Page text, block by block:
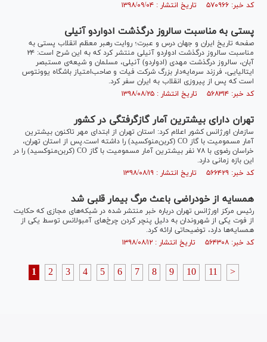
کد خبر: ۵۷۰۹۶۶ تاریخ انتشار : ۱۳۹۸/۰۹/۰۴
پستی به مناسبت سالروز درگذشت ادواردو آنیلی
صفحه تاریخ ایران و جهان درس و عبرت؛ روایت رهبر معظم انقلاب پستی به
مناسبت سالروز درگذشت ادواردو آنیلی منتشر کرد که به این شرح است: ۲۴
آبان، سالروز درگذشت مهدی (ادواردو) آنیلی، مسلمان و شیعه‌ی مستبصر
ایتالیایی، فرزند سرمایه‌دار بزرگ شرکت فیات و صاحب‌امتیاز باشگاه یوونتوس
است که پس از پیروزی انقلاب به ایران سفر کرد.
کد خبر: ۵۶۸۳۱۴ تاریخ انتشار : ۱۳۹۸/۰۸/۲۵
تهران دارای بیشترین آمار گازگرفتگی در کشور
سازمان اورژانس کشور اعلام کرد: استان تهران از ابتدای مهر تاکنون بیشترین
آمار مسمومیت با گاز CO (کربن‌منوکسید) را داشته است.پس از استان تهران،
خراسان رضوی با ۷۸ نفر بیشترین آمار مسمومیت با گاز CO (کربن‌منوکسید) را در
این بازه زمانی دارد.
کد خبر: ۵۶۶۴۲۹ تاریخ انتشار : ۱۳۹۸/۰۸/۱۹
همسایه از خودراضی باعث مرگ بیمار قلبی شد
رئیس مرکز اورژانس تهران درباره خبر منتشر شده در شبکه‌های مجازی که حکایت
از فوت یکی از شهروندان به دلیل پنچر کردن چرخ‌های آمبولانس توسط یکی از
همسایه‌ها دارد، توضیحاتی ارائه کرد.
کد خبر: ۵۶۴۳۰۸ تاریخ انتشار : ۱۳۹۸/۰۸/۱۲
1 2 3 4 5 6 7 8 9 10 11 >